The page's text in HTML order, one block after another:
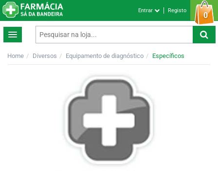
0
Entrar Registo
Home Diversos Equipamento de diagnóstico Específicos